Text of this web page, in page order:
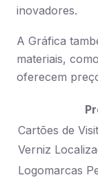
inovadores.
A Gráfica
materiais,
oferecem
Cartões de
Verniz
Logomarcas